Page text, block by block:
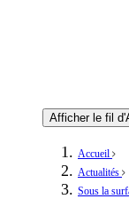
Afficher le fil
Accueil
Actualités
Sous la